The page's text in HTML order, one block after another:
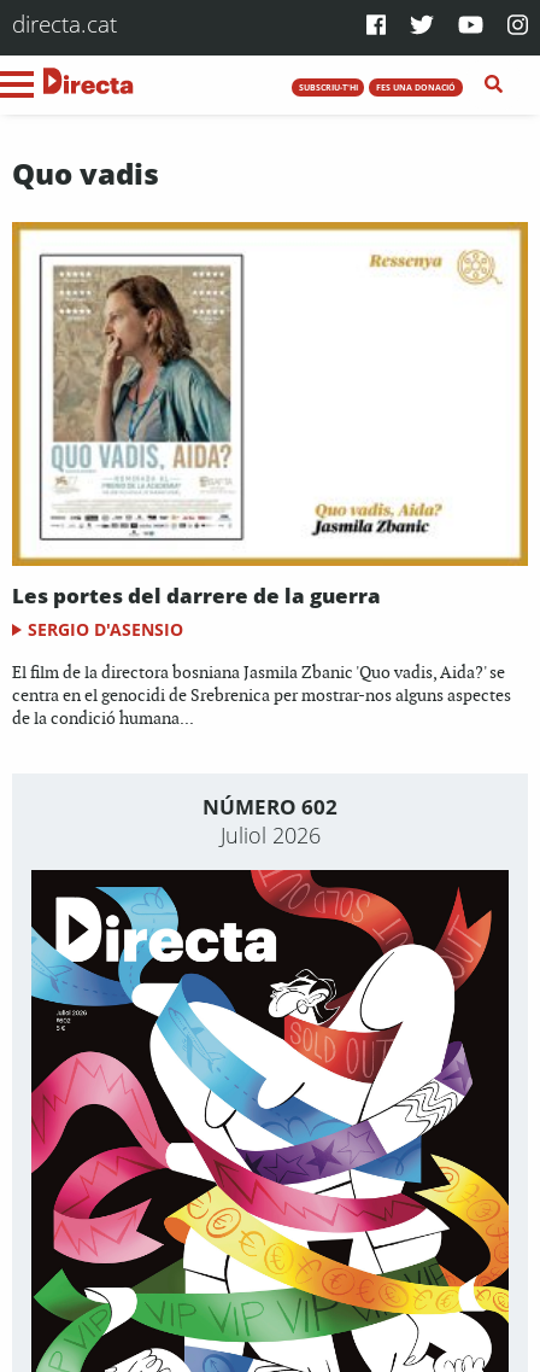
directa.cat
SUBSCRIU-T'HI FES UNA DONACIÓ
Quo vadis
Les portes del darrere de la guerra
SERGIO D'ASENSIO
El film de la directora bosniana Jasmila Zbanic 'Quo vadis, Aida?' se
centra en el genocidi de Srebrenica per mostrar-nos alguns aspectes
de la condició humana...
NÚMERO 602
Juliol 2026